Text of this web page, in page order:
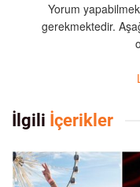
Yorum
gerekmektedir.
İlgili İçerikler